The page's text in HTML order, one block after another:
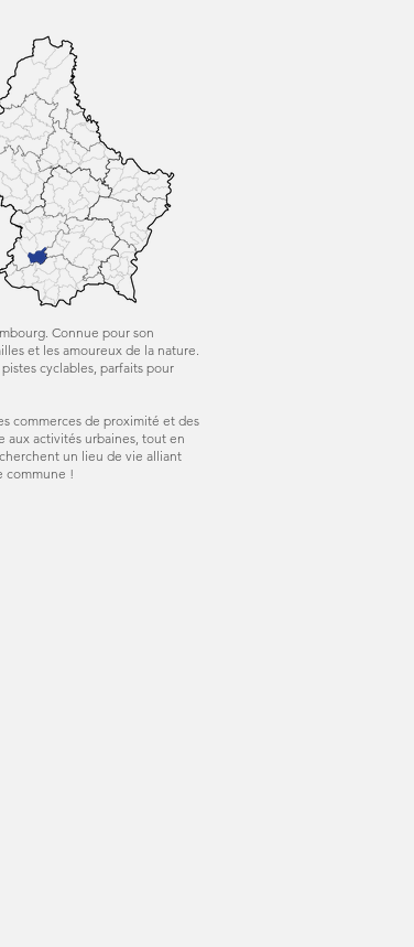
Connue pour son
et les amoureux de la nature.
cyclables, parfaits pour
commerces de proximité et des
aux activités urbaines, tout en
un lieu de vie alliant
commune !